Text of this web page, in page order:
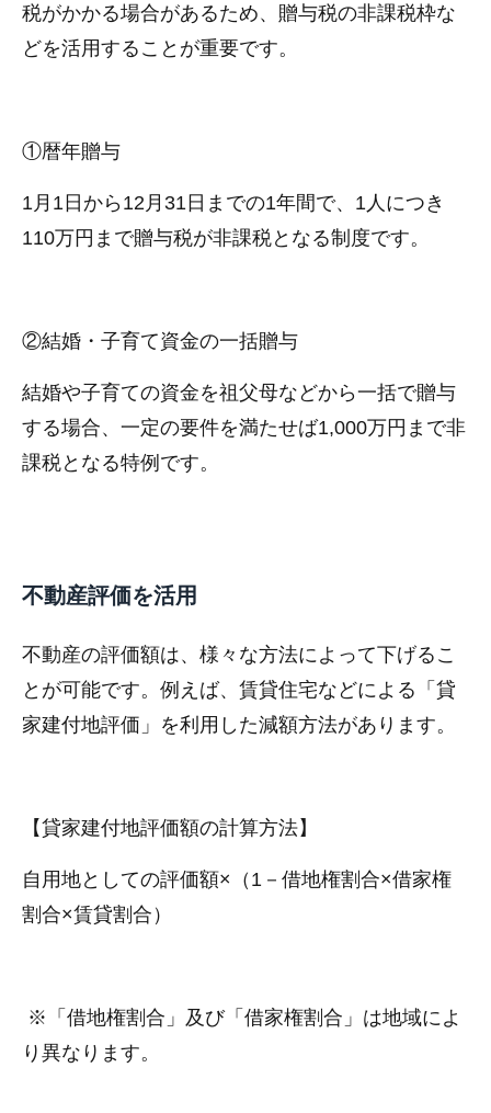
税がかかる場合があるため、贈与税の非課税枠な
どを活用することが重要です。
①暦年贈与
1月1日から12月31日までの1年間で、1人につき
110万円まで贈与税が非課税となる制度です。
②結婚・子育て資金の一括贈与
結婚や子育ての資金を祖父母などから一括で贈与
する場合、一定の要件を満たせば1,000万円まで非
課税となる特例です。
不動産評価を活用
不動産の評価額は、様々な方法によって下げるこ
とが可能です。例えば、賃貸住宅などによる「貸
家建付地評価」を利用した減額方法があります。
【貸家建付地評価額の計算方法】
自用地としての評価額×（1－借地権割合×借家権
割合×賃貸割合）
※「借地権割合」及び「借家権割合」は地域によ
り異なります。